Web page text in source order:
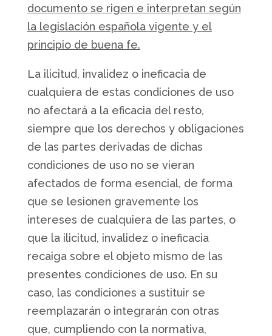
documento se rigen e interpretan según
la legislación española vigente y el
principio de buena fe.
La ilicitud, invalidez o ineficacia de
cualquiera de estas condiciones de uso
no afectará a la eficacia del resto,
siempre que los derechos y obligaciones
de las partes derivadas de dichas
condiciones de uso no se vieran
afectados de forma esencial, de forma
que se lesionen gravemente los
intereses de cualquiera de las partes, o
que la ilicitud, invalidez o ineficacia
recaiga sobre el objeto mismo de las
presentes condiciones de uso. En su
caso, las condiciones a sustituir se
reemplazarán o integrarán con otras
que, cumpliendo con la normativa,